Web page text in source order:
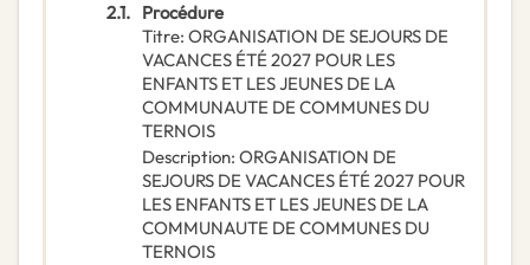
2.1. Procédure
Titre: ORGANISATION DE SEJOURS DE
VACANCES ÉTÉ 2027 POUR LES
ENFANTS ET LES JEUNES DE LA
COMMUNAUTE DE COMMUNES DU
TERNOIS
Description: ORGANISATION DE
SEJOURS DE VACANCES ÉTÉ 2027 POUR
LES ENFANTS ET LES JEUNES DE LA
COMMUNAUTE DE COMMUNES DU
TERNOIS